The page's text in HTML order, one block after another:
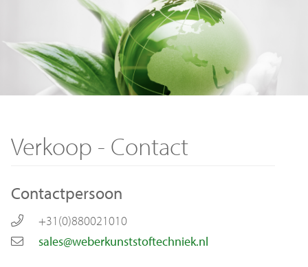
Verkoop - Contact
Contactpersoon
+31(0)880021010
sales@weberkunststoftechniek.nl